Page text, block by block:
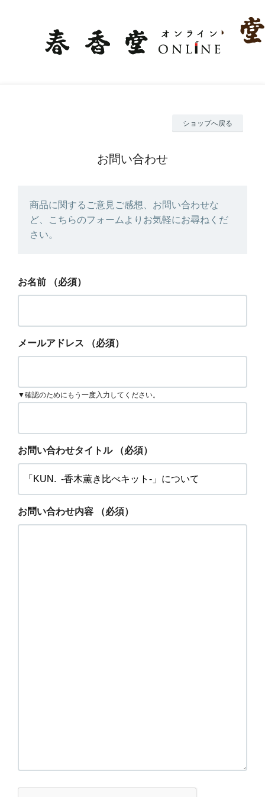
ショップへ戻る
お問い合わせ
商品に関するご意見ご感想、お問い合わせな
ど、こちらのフォームよりお気軽にお尋ねくだ
さい。
お名前 （必須）
メールアドレス （必須）
▼確認のためにもう一度入力してください。
お問い合わせタイトル （必須）
お問い合わせ内容 （必須）